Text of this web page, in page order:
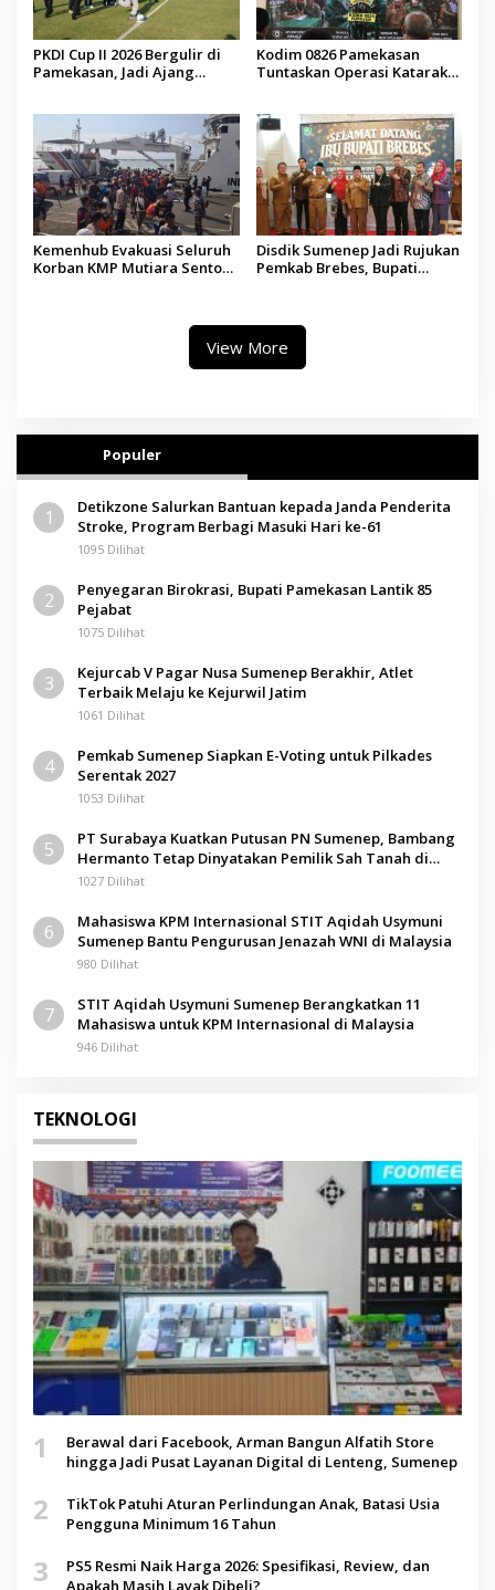
PKDI Cup II 2026 Bergulir di
Pamekasan, Jadi Ajang
Kodim 0826 Pamekasan
Tuntaskan Operasi Katarak
Kemenhub Evakuasi Seluruh
Korban KMP Mutiara Sentosa
Disdik Sumenep Jadi Rujukan
Pemkab Brebes, Bupati
View More
Populer
1
Detikzone Salurkan Bantuan kepada Janda Penderita
Stroke, Program Berbagi Masuki Hari ke-61
1095 Dilihat
2
Penyegaran Birokrasi, Bupati Pamekasan Lantik 85
Pejabat
1075 Dilihat
3
Kejurcab V Pagar Nusa Sumenep Berakhir, Atlet
Terbaik Melaju ke Kejurwil Jatim
1061 Dilihat
4
Pemkab Sumenep Siapkan E-Voting untuk Pilkades
Serentak 2027
1053 Dilihat
5
PT Surabaya Kuatkan Putusan PN Sumenep, Bambang
Hermanto Tetap Dinyatakan Pemilik Sah Tanah di
Pamolokan
1027 Dilihat
6
Mahasiswa KPM Internasional STIT Aqidah Usymuni
Sumenep Bantu Pengurusan Jenazah WNI di Malaysia
980 Dilihat
7
STIT Aqidah Usymuni Sumenep Berangkatkan 11
Mahasiswa untuk KPM Internasional di Malaysia
946 Dilihat
TEKNOLOGI
1
Berawal dari Facebook, Arman Bangun Alfatih Store
hingga Jadi Pusat Layanan Digital di Lenteng, Sumenep
2
TikTok Patuhi Aturan Perlindungan Anak, Batasi Usia
Pengguna Minimum 16 Tahun
3
PS5 Resmi Naik Harga 2026: Spesifikasi, Review, dan
Apakah Masih Layak Dibeli?